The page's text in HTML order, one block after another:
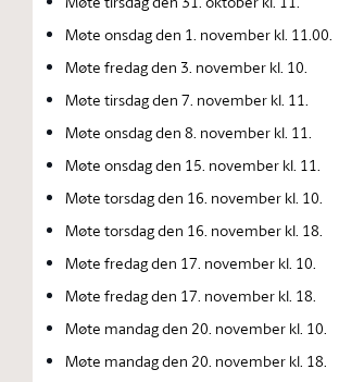
Møte onsdag den 1. november kl. 11.00.
Møte fredag den 3. november kl. 10.
Møte tirsdag den 7. november kl. 11.
Møte onsdag den 8. november kl. 11.
Møte onsdag den 15. november kl. 11.
Møte torsdag den 16. november kl. 10.
Møte torsdag den 16. november kl. 18.
Møte fredag den 17. november kl. 10.
Møte fredag den 17. november kl. 18.
Møte mandag den 20. november kl. 10.
Møte mandag den 20. november kl. 18.